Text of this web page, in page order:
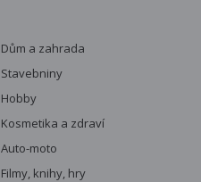
Dům a zahrada
Stavebniny
Hobby
Kosmetika a zdraví
Auto-moto
Filmy, knihy, hry